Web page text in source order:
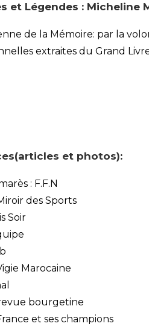
et Légendes : Micheline
de la Mémoire: par la
extraites du Grand
et photos):
: F.F.N
des Sports
Soir
Marocaine
bourgetine
et ses champions